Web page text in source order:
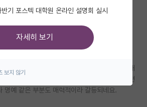
후기 게시판
게시판
시판
민이 많네요.
있지만 요즘 보면 미국 빅테크 가시는 분들도 꽤
라밸 측면에서 확실히 좋아 보이긴 하는데 한편
명예 같은 부분도 매력적이라 갈등되네요.
기 포스텍 대학원 온라인 설명회 실시
자세히 보기
보지 않기